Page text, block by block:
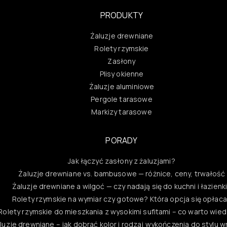
PRODUKTY
Żaluzje drewniane
Rolety rzymskie
Zasłony
Plisy okienne
Żaluzje aluminiowe
Pergole tarasowe
Markizy tarasowe
PORADY
Jak łączyć zasłony z żaluzjami?
Żaluzje drewniane vs. bambusowe — różnice, ceny, trwałość
Żaluzje drewniane a wilgoć — czy nadają się do kuchni i
Rolety rzymskie na wymiar czy gotowe? Która opcja się
rzymskie do mieszkania z wysokimi sufitami – co warto
drewniane – jak dobrać kolor i rodzaj wykończenia do stylu